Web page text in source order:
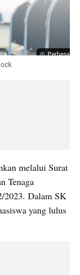
Perbesar
melalui Surat
Tenaga
2023. Dalam SK
yang lulus